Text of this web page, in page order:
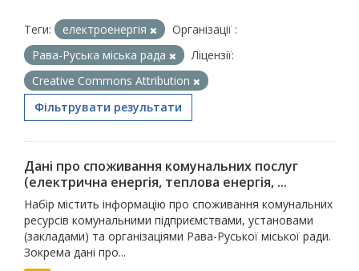
Теги: електроенергія
Організації :
Рава-Руська міська рада
Ліцензії:
Creative Commons Attribution
Фільтрувати результати
Дані про споживання комунальних послуг
(електрична енергія, теплова енергія, ...
Набір містить інформацію про споживання комунальних
ресурсів комунальними підприємствами, установами
(закладами) та організаціями Рава-Руської міської ради.
Зокрема дані про...